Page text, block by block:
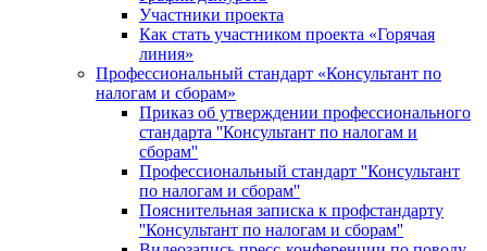
Участники проекта
Как стать участником проекта «Горячая
линия»
Профессиональный стандарт «Консультант по
налогам и сборам»
Приказ об утверждении профессионального
стандарта ''Консультант по налогам и
сборам''
Профессиональный стандарт ''Консультант
по налогам и сборам''
Пояснительная записка к профстандарту
''Консультант по налогам и сборам''